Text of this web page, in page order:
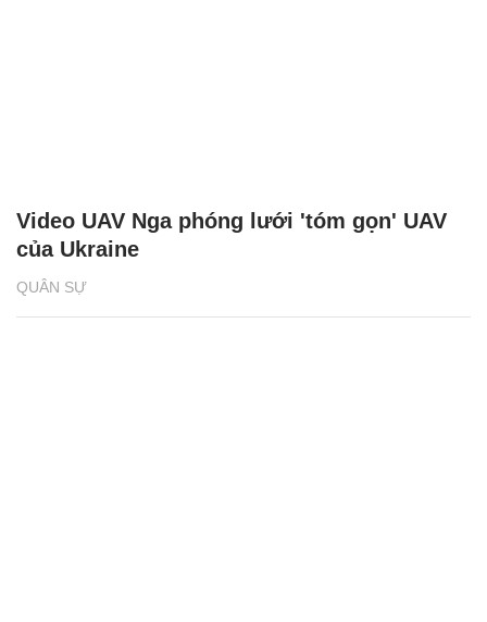
QUÂN SỰ
Video UAV Nga phóng lưới 'tóm gọn' UAV
của Ukraine